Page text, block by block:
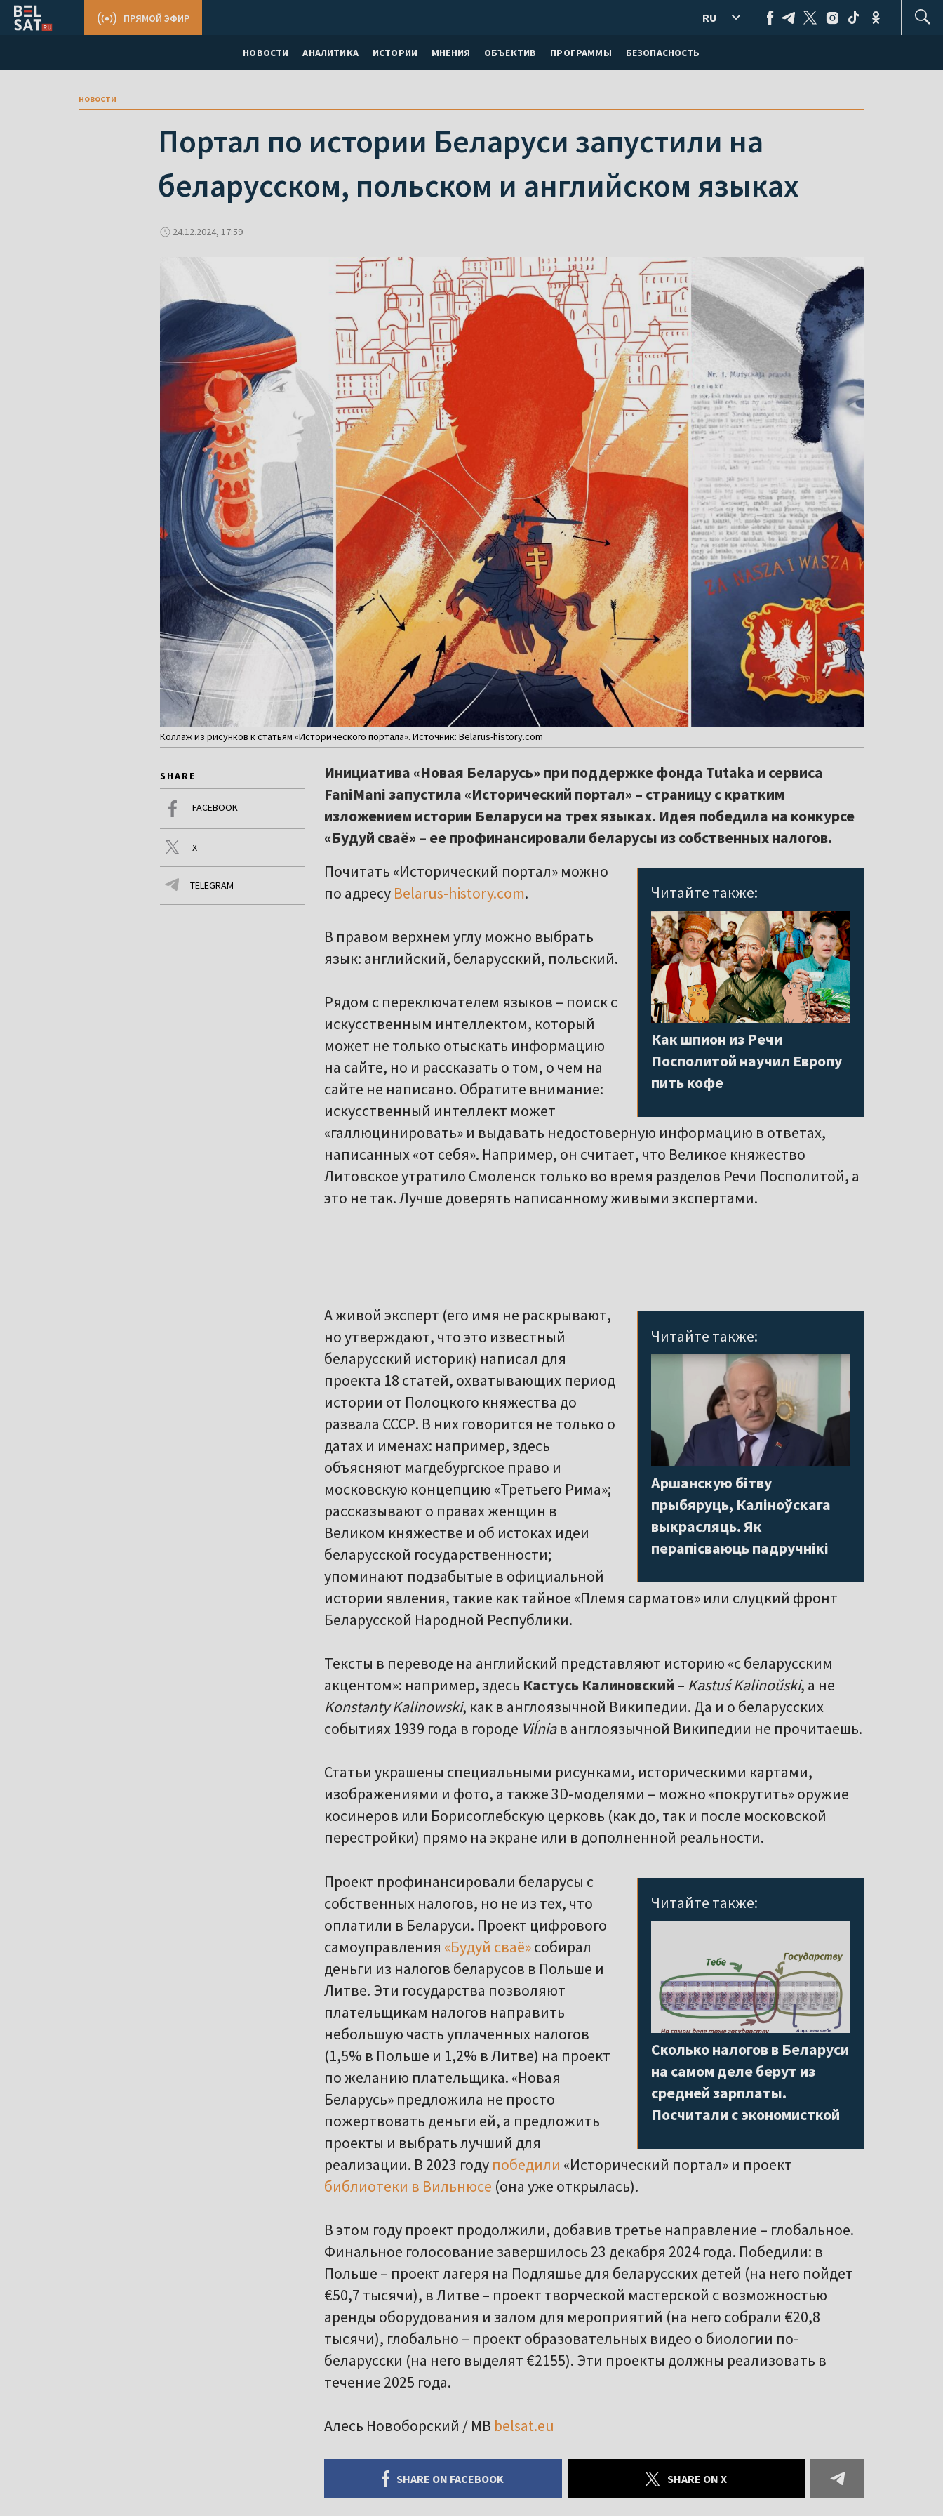
НОВОСТИ АНАЛИТИКА ИСТОРИИ МНЕНИЯ ОБЪЕКТИВ ПРОГРАММЫ БЕЗОПАСНОСТЬ
ПРЯМОЙ ЭФИР RU
новости
Портал по истории Беларуси запустили на
беларусском, польском и английском языках
24.12.2024, 17:59
Коллаж из рисунков к статьям «Исторического портала». Источник: Belarus-history.com
SHARE
FACEBOOK
X
TELEGRAM
Инициатива «Новая Беларусь» при поддержке фонда Tutaka и сервиса
FaniMani запустила «Исторический портал» – страницу с кратким
изложением истории Беларуси на трех языках. Идея победила на конкурсе
«Будуй сваё» – ее профинансировали беларусы из собственных налогов.
Читайте также:
Как шпион из Речи
Посполитой научил Европу
пить кофе
Почитать «Исторический портал» можно
по адресу Belarus-history.com.
В правом верхнем углу можно выбрать
язык: английский, беларусский, польский.
Рядом с переключателем языков – поиск с
искусственным интеллектом, который
может не только отыскать информацию
на сайте, но и рассказать о том, о чем на
сайте не написано. Обратите внимание:
искусственный интеллект может
«галлюцинировать» и выдавать недостоверную информацию в ответах,
написанных «от себя». Например, он считает, что Великое княжество
Литовское утратило Смоленск только во время разделов Речи Посполитой, а
это не так. Лучше доверять написанному живыми экспертами.
Читайте также:
Аршанскую бітву
прыбяруць, Каліноўскага
выкрасляць. Як
перапісваюць падручнікі
А живой эксперт (его имя не раскрывают,
но утверждают, что это известный
беларусский историк) написал для
проекта 18 статей, охватывающих период
истории от Полоцкого княжества до
развала СССР. В них говорится не только о
датах и именах: например, здесь
объясняют магдебургское право и
московскую концепцию «Третьего Рима»;
рассказывают о правах женщин в
Великом княжестве и об истоках идеи
беларусской государственности;
упоминают подзабытые в официальной
истории явления, такие как тайное «Племя сарматов» или слуцкий фронт
Беларусской Народной Республики.
Тексты в переводе на английский представляют историю «с беларусским
акцентом»: например, здесь Кастусь Калиновский – Kastuś Kalinoŭski, а не
Konstanty Kalinowski, как в англоязычной Википедии. Да и о беларусских
событиях 1939 года в городе Viĺniaв англоязычной Википедии не прочитаешь.
Статьи украшены специальными рисунками, историческими картами,
изображениями и фото, а также 3D-моделями – можно «покрутить» оружие
косинеров или Борисоглебскую церковь (как до, так и после московской
перестройки) прямо на экране или в дополненной реальности.
Читайте также:
Сколько налогов в Беларуси
на самом деле берут из
средней зарплаты.
Посчитали с экономисткой
Проект профинансировали беларусы с
собственных налогов, но не из тех, что
оплатили в Беларуси. Проект цифрового
самоуправления «Будуй сваё»собирал
деньги из налогов беларусов в Польше и
Литве. Эти государства позволяют
плательщикам налогов направить
небольшую часть уплаченных налогов
(1,5% в Польше и 1,2% в Литве) на проект
по желанию плательщика. «Новая
Беларусь» предложила не просто
пожертвовать деньги ей, а предложить
проекты и выбрать лучший для
реализации. В 2023 году победили «Исторический портал» и проект
библиотеки в Вильнюсе (она уже открылась).
В этом году проект продолжили, добавив третье направление – глобальное.
Финальное голосование завершилось 23 декабря 2024 года. Победили: в
Польше – проект лагеря на Подляшье для беларусских детей (на него пойдет
€50,7 тысячи), в Литве – проект творческой мастерской с возможностью
аренды оборудования и залом для мероприятий (на него собрали €20,8
тысячи), глобально – проект образовательных видео о биологии по-
беларусски (на него выделят €2155). Эти проекты должны реализовать в
течение 2025 года.
Алесь Новоборский / МВ belsat.eu
SHARE ON FACEBOOK SHARE ON X